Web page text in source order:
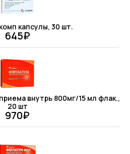
капсулы, 30 шт.
645₽
внутрь 800мг/15 мл флак.,
20 шт
970₽